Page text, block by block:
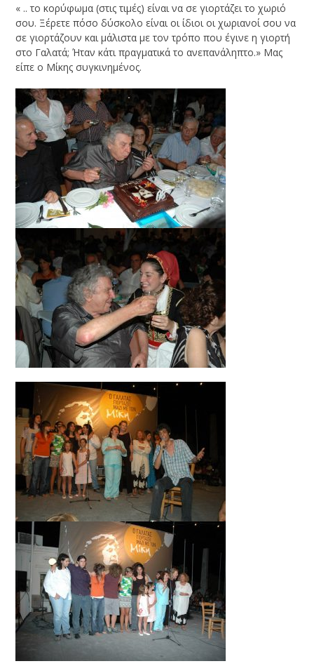
« .. το κορύφωμα (στις τιμές) είναι να σε γιορτάζει το χωριό
σου. Ξέρετε πόσο δύσκολο είναι οι ίδιοι οι χωριανοί σου να
σε γιορτάζουν και μάλιστα με τον τρόπο που έγινε η γιορτή
στο Γαλατά; Ήταν κάτι πραγματικά το ανεπανάληπτο.» Μας
είπε ο Μίκης συγκινημένος.